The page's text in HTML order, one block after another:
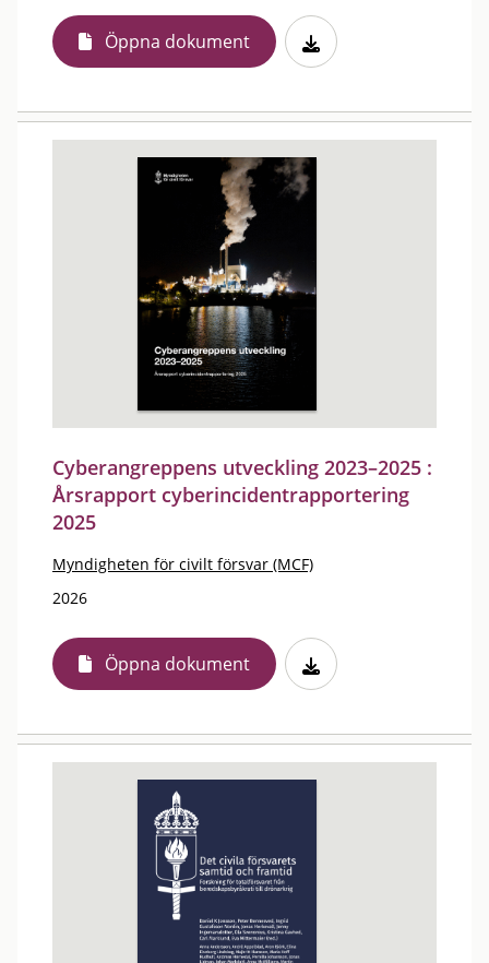
Öppna dokument
Cyberangreppens utveckling 2023–2025 :
Årsrapport cyberincidentrapportering
2025
Myndigheten för civilt försvar (MCF)
2026
Öppna dokument